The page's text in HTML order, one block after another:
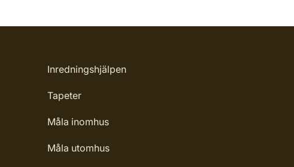
Inredningshjälpen
Tapeter
Måla inomhus
Måla utomhus